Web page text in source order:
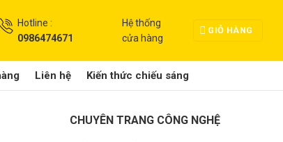
Hotline :
0986474671
Hệ thống
cửa hàng
GIỎ HÀNG
Liên hệ Kiến thức chiếu sáng
CHUYÊN TRANG CÔNG NGHỆ